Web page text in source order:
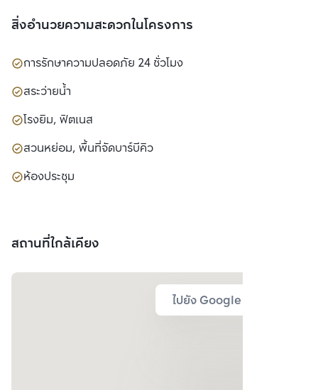
สิ่งอำนวยความสะดวกในโครงการ
การรักษาความปลอดภัย 24 ชั่วโมง
สระว่ายน้ำ
โรงยิม, ฟิตเนส
สวนหย่อม, พื้นที่จัดบาร์บีคิว
ห้องประชุม
สถานที่ใกล้เคียง
ไปยัง Google Map